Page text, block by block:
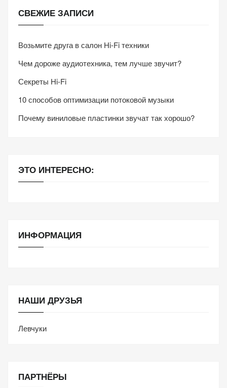
СВЕЖИЕ ЗАПИСИ
Возьмите друга в салон Hi-Fi техники
Чем дороже аудиотехника, тем лучше звучит?
Секреты Hi-Fi
10 способов оптимизации потоковой музыки
Почему виниловые пластинки звучат так хорошо?
ЭТО ИНТЕРЕСНО:
ИНФОРМАЦИЯ
НАШИ ДРУЗЬЯ
Левчуки
ПАРТНЁРЫ